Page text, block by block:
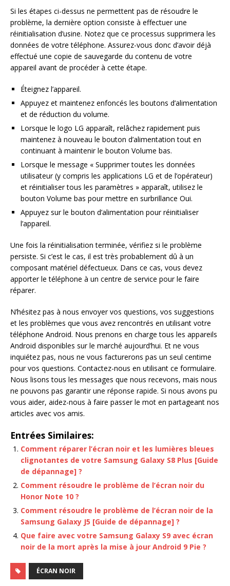
Si les étapes ci-dessus ne permettent pas de résoudre le
problème, la dernière option consiste à effectuer une
réinitialisation d’usine. Notez que ce processus supprimera les
données de votre téléphone. Assurez-vous donc d’avoir déjà
effectué une copie de sauvegarde du contenu de votre
appareil avant de procéder à cette étape.
Éteignez l’appareil.
Appuyez et maintenez enfoncés les boutons d’alimentation
et de réduction du volume.
Lorsque le logo LG apparaît, relâchez rapidement puis
maintenez à nouveau le bouton d’alimentation tout en
continuant à maintenir le bouton Volume bas.
Lorsque le message « Supprimer toutes les données
utilisateur (y compris les applications LG et de l’opérateur)
et réinitialiser tous les paramètres » apparaît, utilisez le
bouton Volume bas pour mettre en surbrillance Oui.
Appuyez sur le bouton d’alimentation pour réinitialiser
l’appareil.
Une fois la réinitialisation terminée, vérifiez si le problème
persiste. Si c’est le cas, il est très probablement dû à un
composant matériel défectueux. Dans ce cas, vous devez
apporter le téléphone à un centre de service pour le faire
réparer.
N’hésitez pas à nous envoyer vos questions, vos suggestions
et les problèmes que vous avez rencontrés en utilisant votre
téléphone Android. Nous prenons en charge tous les appareils
Android disponibles sur le marché aujourd’hui. Et ne vous
inquiétez pas, nous ne vous facturerons pas un seul centime
pour vos questions. Contactez-nous en utilisant ce formulaire.
Nous lisons tous les messages que nous recevons, mais nous
ne pouvons pas garantir une réponse rapide. Si nous avons pu
vous aider, aidez-nous à faire passer le mot en partageant nos
articles avec vos amis.
Entrées Similaires:
Comment réparer l’écran noir et les lumières bleues
clignotantes de votre Samsung Galaxy S8 Plus [Guide
de dépannage] ?
Comment résoudre le problème de l’écran noir du
Honor Note 10 ?
Comment résoudre le problème de l’écran noir de la
Samsung Galaxy J5 [Guide de dépannage] ?
Que faire avec votre Samsung Galaxy S9 avec écran
noir de la mort après la mise à jour Android 9 Pie ?
ÉCRAN NOIR